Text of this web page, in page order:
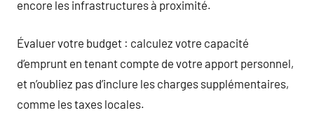
encore les infrastructures à proximité.
Évaluer votre budget : calculez votre capacité
d’emprunt en tenant compte de votre apport personnel,
et n’oubliez pas d’inclure les charges supplémentaires,
comme les taxes locales.